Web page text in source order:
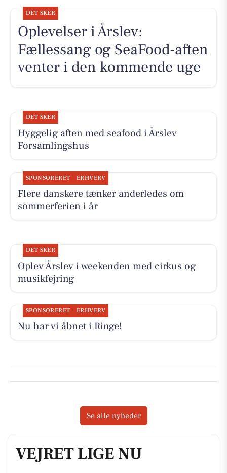
VEJRET LIGE NU
DET SKER
Oplevelser i Årslev:
Fællessang og SeaFood-aften
venter i den kommende uge
DET SKER
Hyggelig aften med seafood i Årslev
Forsamlingshus
SPONSORERET ERHVERV
Flere danskere tænker anderledes om
sommerferien i år
DET SKER
Oplev Årslev i weekenden med cirkus og
musikfejring
SPONSORERET ERHVERV
Nu har vi åbnet i Ringe!
Se alle nyheder